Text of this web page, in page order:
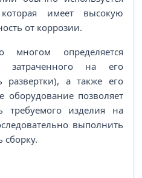
имеет высокую
от коррозии.
многом определяется
затраченного на его
развертки), а также его
позволяет
требуемого изделия на
выполнить
сборку.